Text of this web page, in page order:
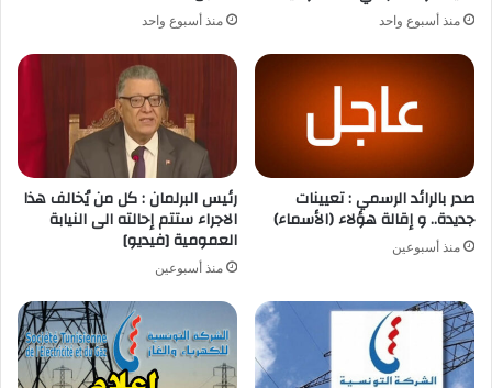
منذ أسبوع واحد منذ أسبوع واحد
صدر بالرائد الرسمي : تعيينات
جديدة.. و إقالة هؤلاء (الأسماء)
منذ أسبوعين
رئيس البرلمان : كل من يُخالف هذا
الاجراء ستتم إحالته الى النيابة
العمومية [فيديو]
منذ أسبوعين